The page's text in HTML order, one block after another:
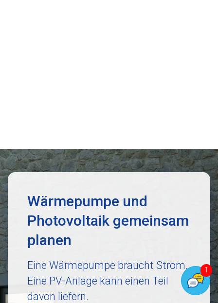
Wärmepumpe und
Photovoltaik gemeinsam
planen
Eine Wärmepumpe braucht Strom.
Eine PV-Anlage kann einen Teil
davon liefern.